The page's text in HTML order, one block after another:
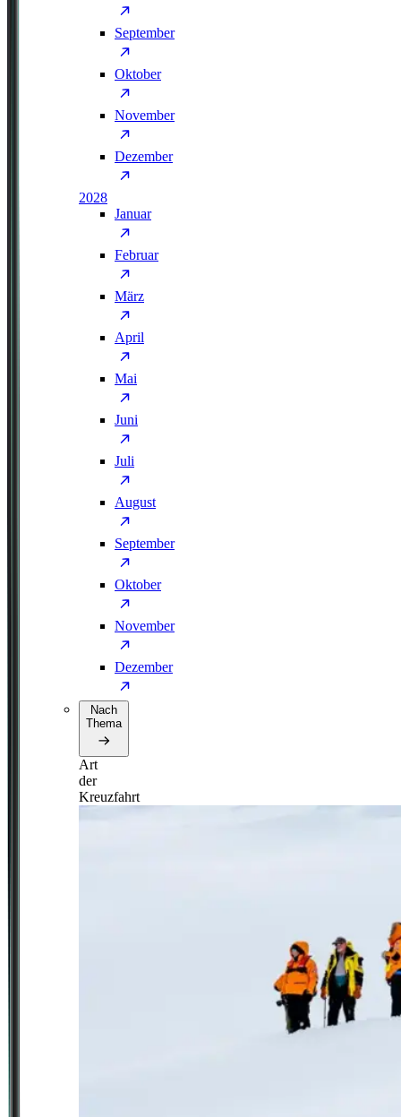
September
Oktober
November
Dezember
2028
Januar
Februar
März
April
Mai
Juni
Juli
August
September
Oktober
November
Dezember
Nach
Thema
Art
der
Kreuzfahrt